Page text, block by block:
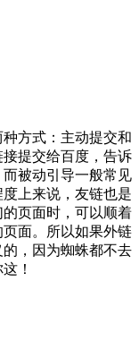
方式：主动提交和
提交给百度，告诉
被动引导一般常见
上来说，友链也是
页面时，可以顺着
面。所以如果外链
，因为蜘蛛都不去
！